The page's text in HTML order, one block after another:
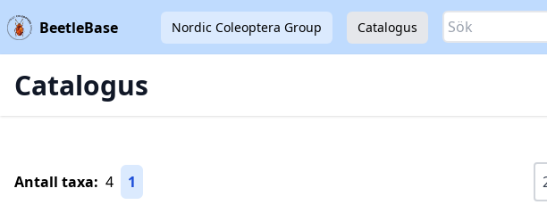
BeetleBase Nordic Coleoptera Group Catalogus Sök
Catalogus
Antall taxa: 4 1